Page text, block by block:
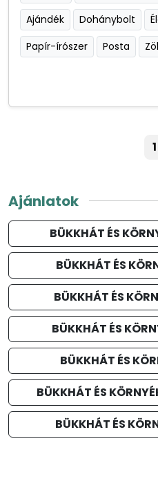
Ajándék
Dohánybolt
Papír-írószer
Posta
1
Ajánlatok
BÜKKHÁT ÉS
BÜKKHÁT ÉS
BÜKKHÁT ÉS
BÜKKHÁT ÉS
BÜKKHÁT ÉS
BÜKKHÁT ÉS
BÜKKHÁT ÉS